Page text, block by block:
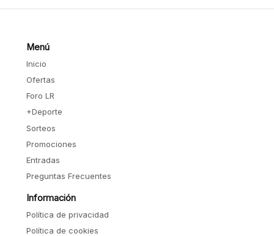
Menú
Inicio
Ofertas
Foro LR
+Deporte
Sorteos
Promociones
Entradas
Preguntas Frecuentes
Información
Política de privacidad
Política de cookies